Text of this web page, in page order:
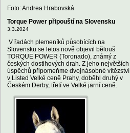
Foto: Andrea Hrabovská
Torque Power připouští na Slovensku
3.3.2024
V řadách plemeníků působících na
Slovensku se letos nově objevil bělouš
TORQUE POWER (Toronado), známý z
českých dostihových drah. Z jeho největších
úspěchů připomeňme dvojnásobné vítězství
v Listed Velké ceně Prahy, doběhl druhý v
Českém Derby, třetí ve Velké jarní ceně.